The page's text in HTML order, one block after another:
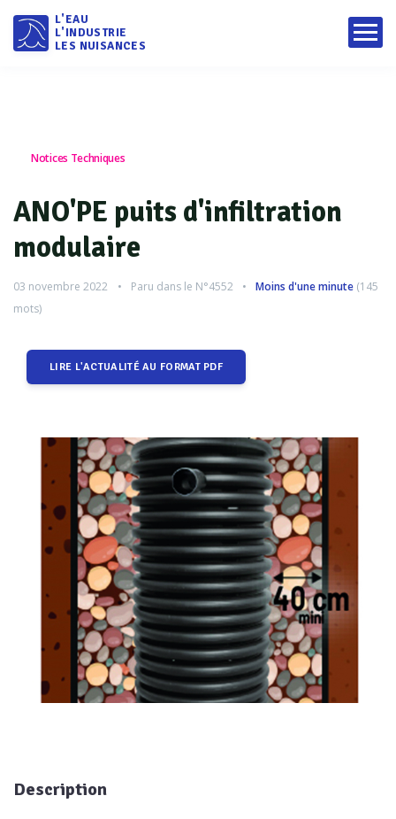
L'EAU
L'INDUSTRIE
LES NUISANCES
Notices Techniques
ANO'PE puits d'infiltration
modulaire
03 novembre 2022 Paru dans le N°4552 Moins d'une minute (145
mots)
LIRE L'ACTUALITÉ AU FORMAT PDF
Description